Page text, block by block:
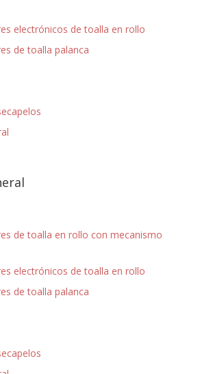
electrónicos de toalla en rollo
de toalla palanca
de toalla en rollo con mecanismo
electrónicos de toalla en rollo
de toalla palanca